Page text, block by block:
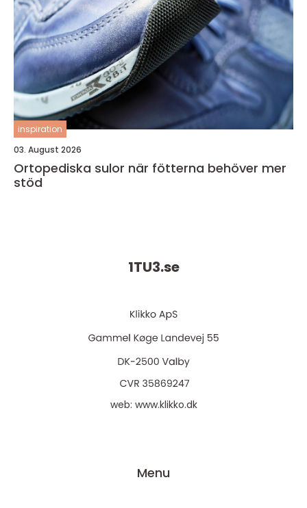
inspiration
03. August 2026
Ortopediska sulor när fötterna behöver mer
stöd
1TU3.se
web: www.klikko.dk
Menu